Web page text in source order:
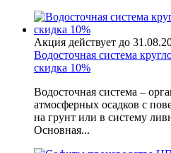
Акция действует до
Водосточная система
скидка 10%
Водосточная система –
атмосферных осадков с
на грунт или в систему
Основная...